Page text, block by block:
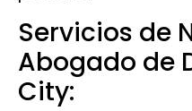
Servicios de
Abogado de
City: